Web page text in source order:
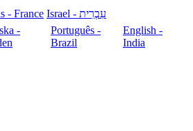
- France
עִבְרִית - Israel
-
Português -
Brazil
English -
India